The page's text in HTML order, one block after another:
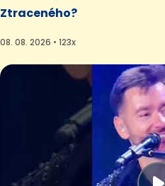
Ztraceného?
08. 08. 2026 • 123x